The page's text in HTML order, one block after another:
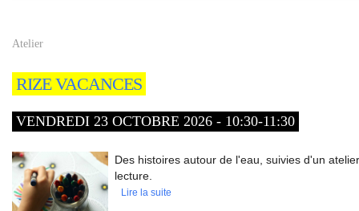
Atelier
RIZE VACANCES
VENDREDI 23 OCTOBRE 2026 - 10:30-11:30
Des histoires autour de l'eau, suivies d'un
lecture.
Lire la suite